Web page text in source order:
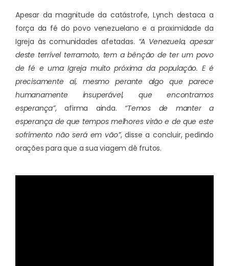
Apesar da magnitude da catástrofe, Lynch destaca a
força da fé do povo venezuelano e a proximidade da
Igreja às comunidades afetadas. “A Venezuela, apesar
deste terrível terramoto, tem a bênção de ter um povo
de fé e uma Igreja muito próxima da população. E é
precisamente aí, mesmo perante algo que parece
humanamente insuperável, que encontramos
esperança”, afirma ainda. “Temos de manter a
esperança de que tempos melhores virão e de que este
sofrimento não será em vão”, disse a concluir, pedindo
orações para que a sua viagem dê frutos.